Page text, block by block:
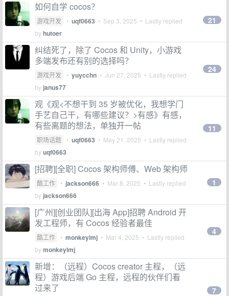
如何自学 cocos？
游戏开发 • uqf0663 • Sep 3, 2025 • Lastly replied
byhutoer
21
纠结死了，除了 Cocos 和 Unity，小游戏
多端发布还有别的选择吗？
游戏开发 • yuycchn • Jun 27, 2025 • Lastly replied
by janus77
24
观《观<不想干到 35 岁被优化，我想学门
手艺自己干，有哪些建议？>有感》有感，
有些离题的想法，单独开一帖
职场话题 • uqf0663 • May 21, 2025 • Lastly replied
byuqf0663
11
[招聘][全职] Cocos 架构师傅、Web 架构师
酷工作 • jackson666 • Mar 8, 2025 • Lastly replied
by jackson666
1
[广州][创业团队][出海 App]招聘 Android 开
发工程师，有 Cocos 经验者最佳
酷工作 • monkeylmj • Mar 4, 2025 • Lastly replied
bymonkeylmj
4
新增：（远程）Cocos creator 主程，（远
程）游戏后端 Go 主程，远程的伙伴们看
过来了
7